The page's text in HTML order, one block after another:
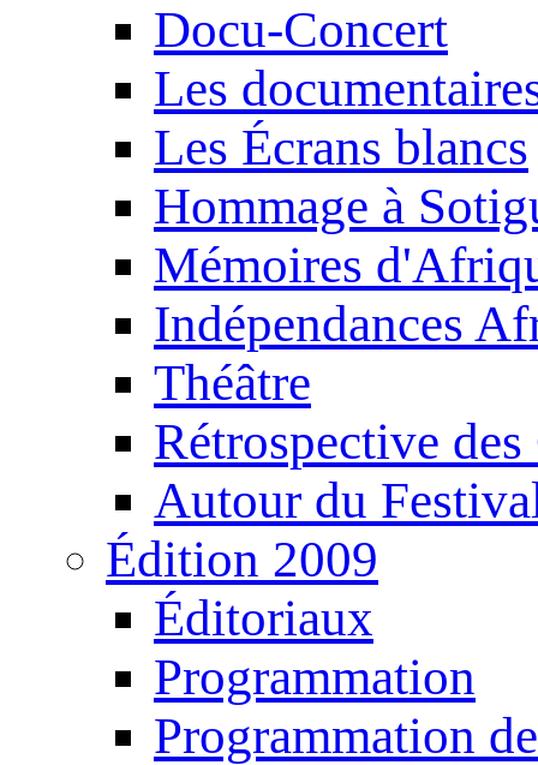
Docu-Concert
Les
Les Écrans blancs
Hommage à
Mémoires
Indépendances
Théâtre
Rétrospective
Autour du
Édition 2009
Éditoriaux
Programmation
Programmation